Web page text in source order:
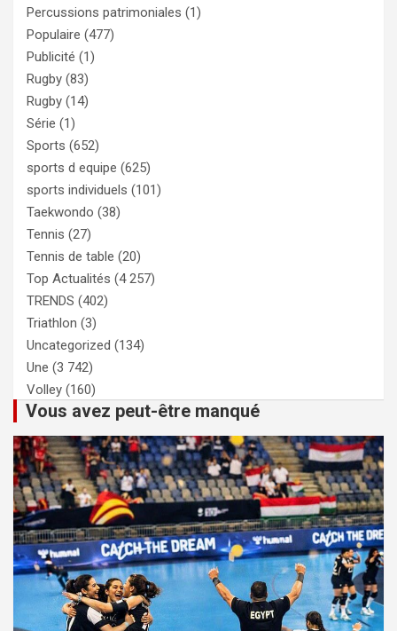
Percussions patrimoniales (1)
Populaire (477)
Publicité (1)
Rugby (83)
Rugby (14)
Série (1)
Sports (652)
sports d equipe (625)
sports individuels (101)
Taekwondo (38)
Tennis (27)
Tennis de table (20)
Top Actualités (4 257)
TRENDS (402)
Triathlon (3)
Uncategorized (134)
Une (3 742)
Volley (160)
Vous avez peut-être manqué